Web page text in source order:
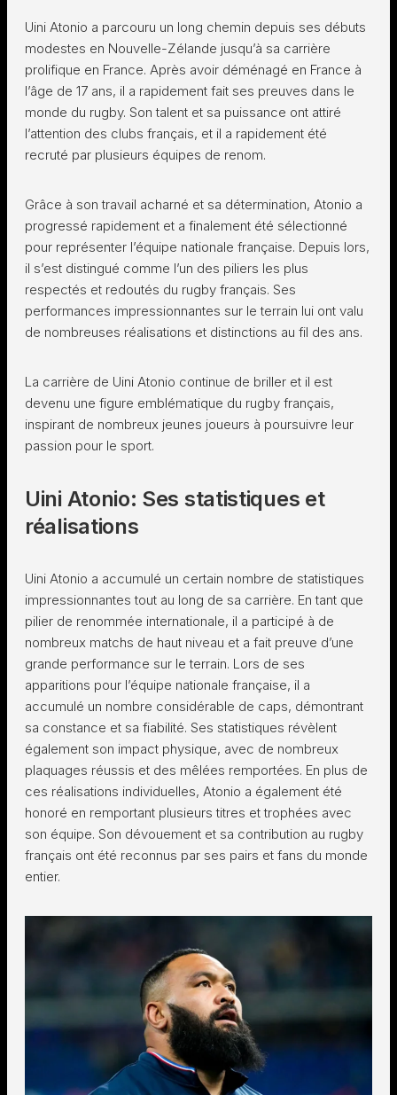
Uini Atonio a parcouru un long chemin depuis ses débuts
modestes en Nouvelle-Zélande jusqu’à sa carrière
prolifique en France. Après avoir déménagé en France à
l’âge de 17 ans, il a rapidement fait ses preuves dans le
monde du rugby. Son talent et sa puissance ont attiré
l’attention des clubs français, et il a rapidement été
recruté par plusieurs équipes de renom.
Grâce à son travail acharné et sa détermination, Atonio a
progressé rapidement et a finalement été sélectionné
pour représenter l’équipe nationale française. Depuis lors,
il s’est distingué comme l’un des piliers les plus
respectés et redoutés du rugby français. Ses
performances impressionnantes sur le terrain lui ont valu
de nombreuses réalisations et distinctions au fil des ans.
La carrière de Uini Atonio continue de briller et il est
devenu une figure emblématique du rugby français,
inspirant de nombreux jeunes joueurs à poursuivre leur
passion pour le sport.
Uini Atonio: Ses statistiques et
réalisations
Uini Atonio a accumulé un certain nombre de statistiques
impressionnantes tout au long de sa carrière. En tant que
pilier de renommée internationale, il a participé à de
nombreux matchs de haut niveau et a fait preuve d’une
grande performance sur le terrain. Lors de ses
apparitions pour l’équipe nationale française, il a
accumulé un nombre considérable de caps, démontrant
sa constance et sa fiabilité. Ses statistiques révèlent
également son impact physique, avec de nombreux
plaquages réussis et des mêlées remportées. En plus de
ces réalisations individuelles, Atonio a également été
honoré en remportant plusieurs titres et trophées avec
son équipe. Son dévouement et sa contribution au rugby
français ont été reconnus par ses pairs et fans du monde
entier.